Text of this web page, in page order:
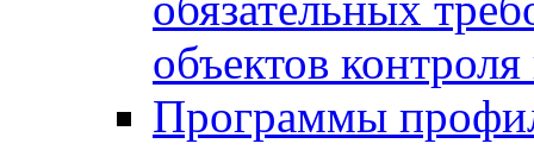
объектов
Программы